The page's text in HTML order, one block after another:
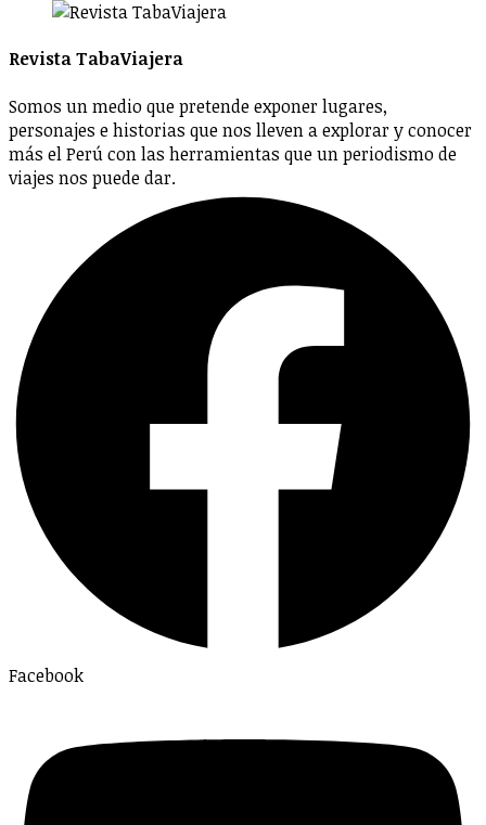
Revista TabaViajera
Somos un medio que pretende exponer lugares,
personajes e historias que nos lleven a explorar y conocer
más el Perú con las herramientas que un periodismo de
viajes nos puede dar.
Facebook